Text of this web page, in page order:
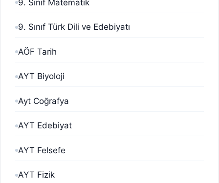
9. Sınıf Matematik
9. Sınıf Türk Dili ve Edebiyatı
AÖF Tarih
AYT Biyoloji
Ayt Coğrafya
AYT Edebiyat
AYT Felsefe
AYT Fizik